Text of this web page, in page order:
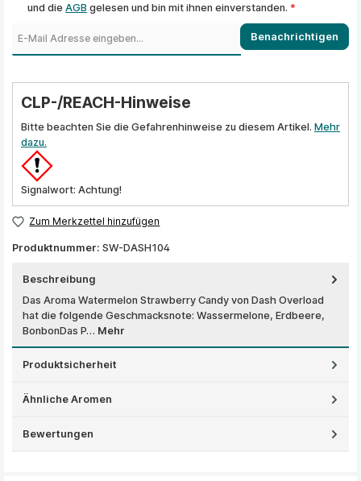
und dieAGB gelesen und bin mit ihnen einverstanden.*
Benachrichtigen
CLP-/REACH-Hinweise
Bitte beachten Sie die Gefahrenhinweise zu diesem Artikel. Mehr
dazu.
Signalwort: Achtung!
Zum Merkzettel hinzufügen
Produktnummer: SW-DASH104
Beschreibung
Das Aroma Watermelon Strawberry Candy von Dash Overload
hat die folgende Geschmacksnote: Wassermelone, Erdbeere,
BonbonDas P… Mehr
Produktsicherheit
Ähnliche Aromen
Bewertungen